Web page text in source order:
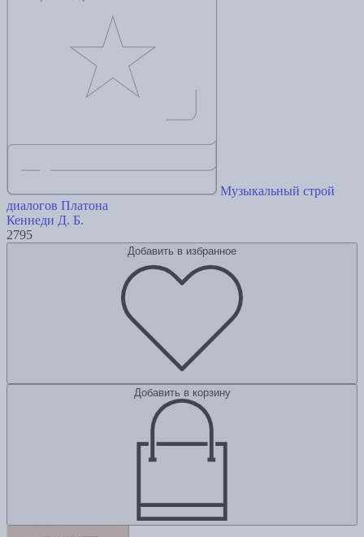
Музыкальный строй
диалогов Платона
Кеннеди Д. Б.
2795
Добавить в избранное
Добавить в корзину